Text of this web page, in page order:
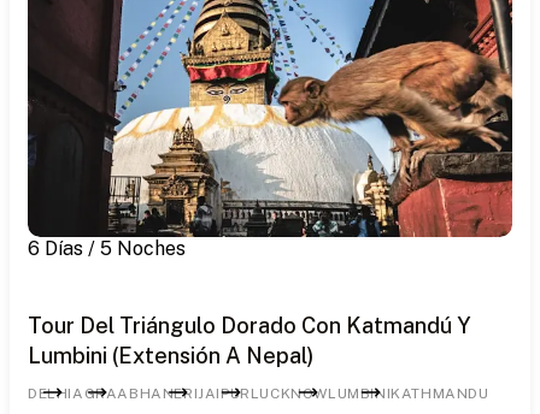
6 Días / 5 Noches
Tour Del Triángulo Dorado Con Katmandú Y
Lumbini (Extensión A Nepal)
DELHIAGRAABHANERIJAIPUR LUCKNOWLUMBINIKATHMANDU